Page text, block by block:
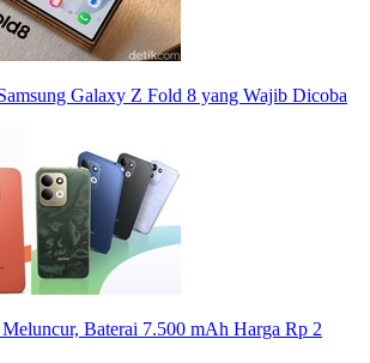
Galaxy Z Fold 8 yang Wajib Dicoba
Baterai 7.500 mAh Harga Rp 2